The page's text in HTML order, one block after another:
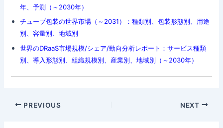
年、予測（～2030年）
チューブ包装の世界市場（～2031）：種類別、包装形態別、用途
別、容量別、地域別
世界のDRaaS市場規模/シェア/動向分析レポート：サービス種類
別、導入形態別、組織規模別、産業別、地域別（～2030年）
Post
PREVIOUS NEXT